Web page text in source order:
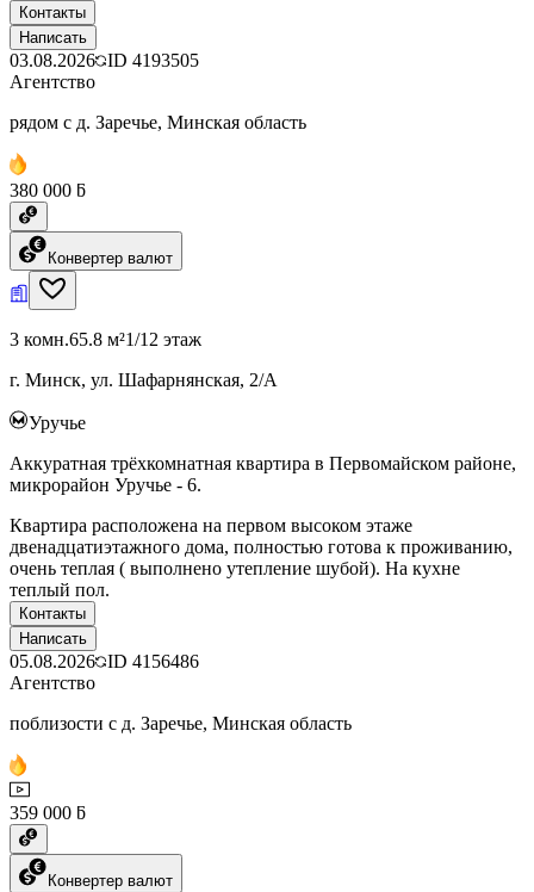
Контакты
Написать
03.08.2026 ID 4193505
Агентство
рядом с д. Заречье, Минская область
380 000 ƃ
Конвертер валют
3 комн.65.8 м²1/12 этаж
г. Минск, ул. Шафарнянская, 2/А
Уручье
Аккуратная трёхкомнатная квартира в Первомайском районе,
микрорайон Уручье - 6.
Квартира расположена на первом высоком этаже
двенадцатиэтажного дома, полностью готова к проживанию,
очень теплая ( выполнено утепление шубой). На кухне
теплый пол.
Контакты
Написать
05.08.2026 ID 4156486
Агентство
поблизости с д. Заречье, Минская область
359 000 ƃ
Конвертер валют